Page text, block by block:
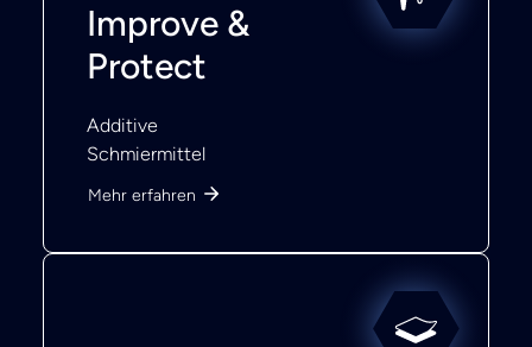
Improve &
Protect
Additive
Schmiermittel
Mehr erfahren